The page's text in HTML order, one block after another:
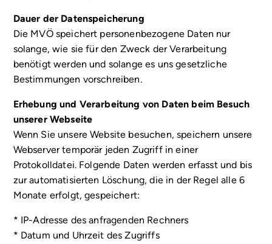
Dauer der Datenspeicherung
Die MVÖ speichert personenbezogene Daten nur
solange, wie sie für den Zweck der Verarbeitung
benötigt werden und solange es uns gesetzliche
Bestimmungen vorschreiben.
Erhebung und Verarbeitung von Daten beim Besuch
unserer Webseite
Wenn Sie unsere Website besuchen, speichern unsere
Webserver temporär jeden Zugriff in einer
Protokolldatei. Folgende Daten werden erfasst und bis
zur automatisierten Löschung, die in der Regel alle 6
Monate erfolgt, gespeichert:
* IP-Adresse des anfragenden Rechners
* Datum und Uhrzeit des Zugriffs